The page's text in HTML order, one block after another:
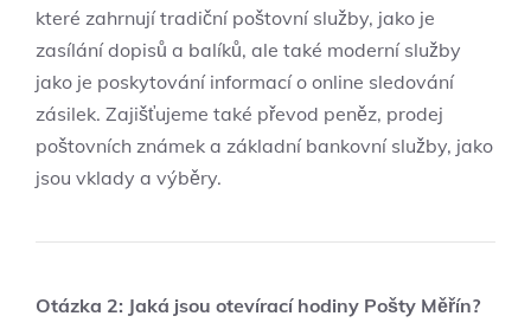
které zahrnují tradiční poštovní služby, jako je
zasílání dopisů a balíků, ale také moderní služby
jako je poskytování informací o online sledování
zásilek. Zajišťujeme také převod peněz, prodej
poštovních známek a základní bankovní služby, jako
jsou vklady a výběry.
Otázka 2: Jaká jsou otevírací hodiny Pošty Měřín?